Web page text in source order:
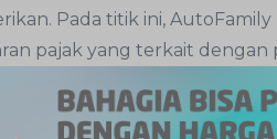
Pada titik ini,
pajak yang terkait dengan